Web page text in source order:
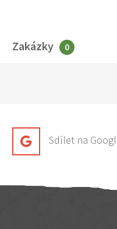
Zakázky 0
Sdílet na